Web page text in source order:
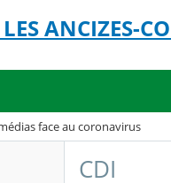
ANCIZES-
face au coronavirus
CDI